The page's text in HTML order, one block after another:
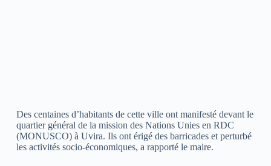
Des centaines d’habitants de cette ville ont manifesté devant le
quartier général de la mission des Nations Unies en RDC
(MONUSCO) à Uvira. Ils ont érigé des barricades et perturbé
les activités socio-économiques, a rapporté le maire.